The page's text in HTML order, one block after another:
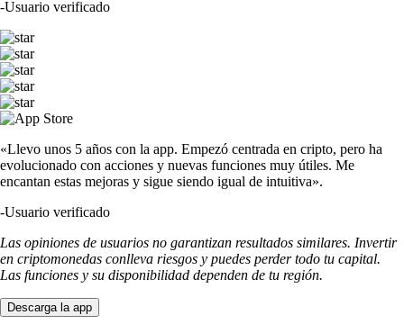
-Usuario verificado
«Llevo unos 5 años con la app. Empezó centrada en cripto, pero ha
evolucionado con acciones y nuevas funciones muy útiles. Me
encantan estas mejoras y sigue siendo igual de intuitiva».
-Usuario verificado
Las opiniones de usuarios no garantizan resultados similares. Invertir
en criptomonedas conlleva riesgos y puedes perder todo tu capital.
Las funciones y su disponibilidad dependen de tu región.
Descarga la app